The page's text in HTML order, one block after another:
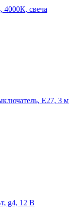
свеча
Е27, 3 м
g4, 12 В